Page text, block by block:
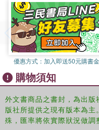
優惠方式： 加入即送50元購書金
購物須知
外文書商品之書封，為出
版社所提供之現有版本為
殊，匯率將依實際狀況做調